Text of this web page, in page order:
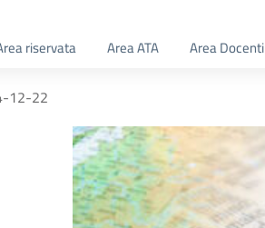
riservata Area ATA Area Docenti
12-22